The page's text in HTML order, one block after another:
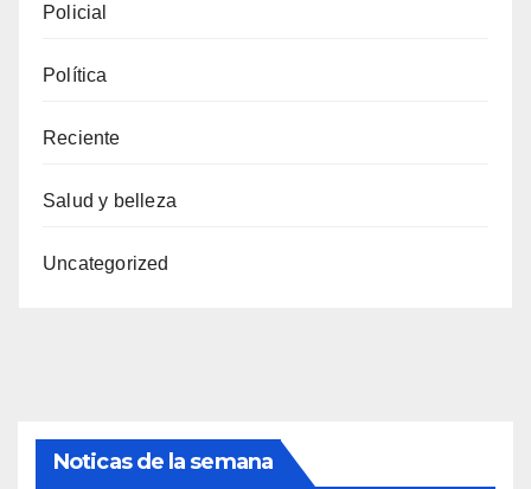
Policial
Política
Reciente
Salud y belleza
Uncategorized
Noticas de la semana